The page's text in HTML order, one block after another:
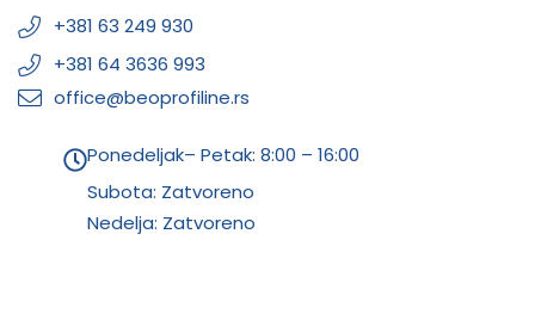
+381 63 249 930
+381 64 3636 993
office@beoprofiline.rs
Ponedeljak– Petak: 8:00 – 16:00
Subota: Zatvoreno
Nedelja: Zatvoreno